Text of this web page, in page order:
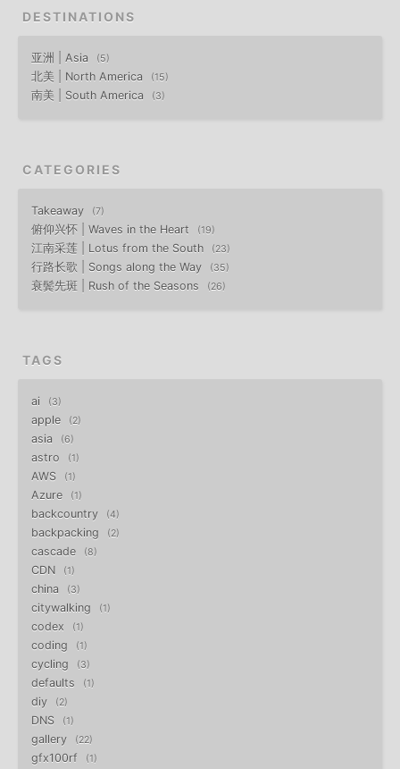
DESTINATIONS
亚洲 | Asia 5
北美 | North America 15
南美 | South America 3
CATEGORIES
Takeaway 7
俯仰兴怀 | Waves in the Heart 19
江南采莲 | Lotus from the South 23
行路长歌 | Songs along the Way 35
衰鬓先斑 | Rush of the Seasons 26
TAGS
ai 3
apple 2
asia 6
astro 1
AWS 1
Azure 1
backcountry 4
backpacking 2
cascade 8
CDN 1
china 3
citywalking 1
codex 1
coding 1
cycling 3
defaults 1
diy 2
DNS 1
gallery 22
gfx100rf 1